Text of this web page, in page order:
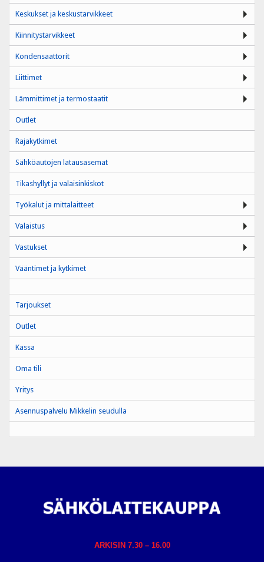
Keskukset ja keskustarvikkeet
Kiinnitystarvikkeet
Kondensaattorit
Liittimet
Lämmittimet ja termostaatit
Outlet
Rajakytkimet
Sähköautojen latausasemat
Tikashyllyt ja valaisinkiskot
Työkalut ja mittalaitteet
Valaistus
Vastukset
Vääntimet ja kytkimet
Tarjoukset
Outlet
Kassa
Oma tili
Yritys
Asennuspalvelu Mikkelin seudulla
ARKISIN 7.30 – 16.00